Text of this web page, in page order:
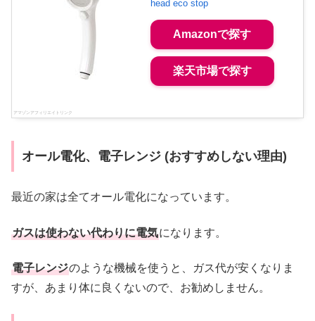
head eco stop
Amazonで探す
楽天市場で探す
オール電化、電子レンジ (おすすめしない理由)
最近の家は全てオール電化になっています。
ガスは使わない代わりに電気になります。
電子レンジのような機械を使うと、ガス代が安くなりま
すが、あまり体に良くないので、お勧めしません。